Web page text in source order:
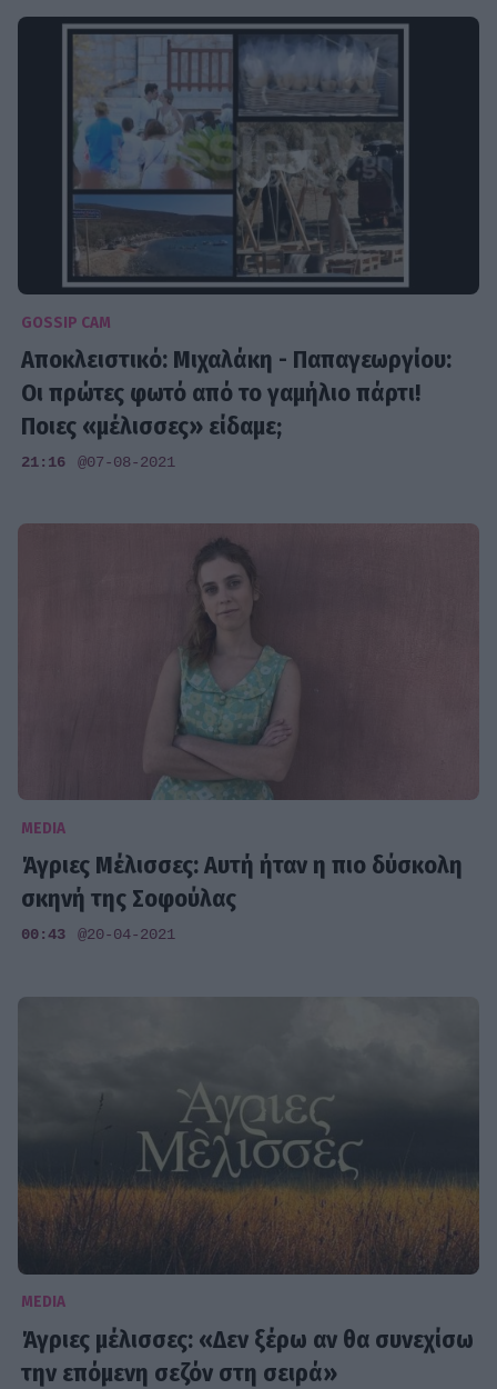
GOSSIP CAM
Αποκλειστικό: Μιχαλάκη - Παπαγεωργίου:
Οι πρώτες φωτό από το γαμήλιο πάρτι!
Ποιες «μέλισσες» είδαμε;
21:16 @07-08-2021
MEDIA
Άγριες Μέλισσες: Αυτή ήταν η πιο δύσκολη
σκηνή της Σοφούλας
00:43 @20-04-2021
MEDIA
Άγριες μέλισσες: «Δεν ξέρω αν θα συνεχίσω
την επόμενη σεζόν στη σειρά»